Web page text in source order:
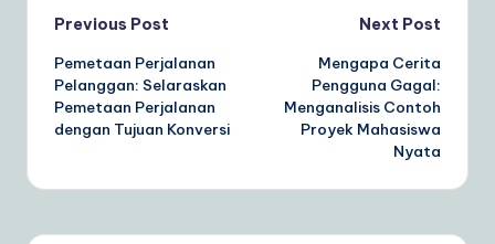
Post
navigation
Previous Post
Pemetaan Perjalanan
Pelanggan: Selaraskan
Pemetaan Perjalanan
dengan Tujuan Konversi
Next Post
Mengapa Cerita
Pengguna Gagal:
Menganalisis Contoh
Proyek Mahasiswa
Nyata